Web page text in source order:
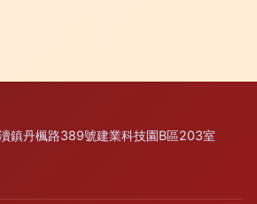
鎮丹楓路389號建業科技園B區203室